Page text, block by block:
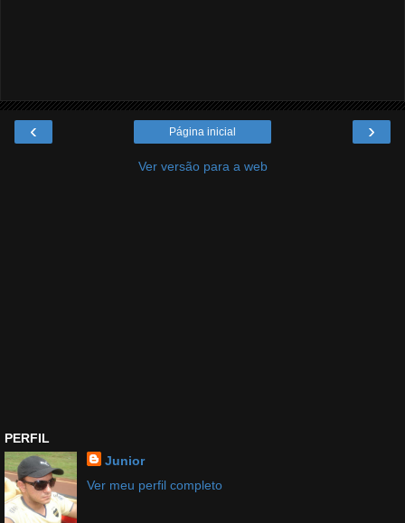
‹ ›
Página inicial
Ver versão para a web
PERFIL
Junior
Ver meu perfil completo